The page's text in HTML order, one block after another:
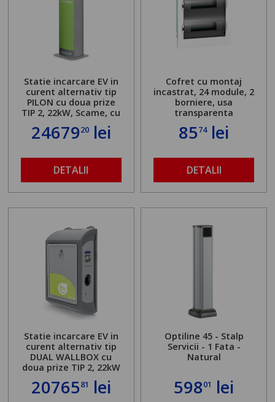
Statie incarcare EV in
curent alternativ tip
PILON cu doua prize
TIP 2, 22kW, Scame, cu
server local
2467920lei
DETALII
Cofret cu montaj
incastrat, 24 module, 2
borniere, usa
transparenta
8574lei
DETALII
Statie incarcare EV in
curent alternativ tip
DUAL WALLBOX cu
doua prize TIP 2, 22kW
2076581 lei
Optiline 45 - Stalp
Servicii - 1 Fata -
Natural
59801 lei